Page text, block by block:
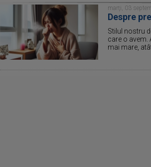
marţi, 03
Despre
Stilul nostru
care o
mai mare,